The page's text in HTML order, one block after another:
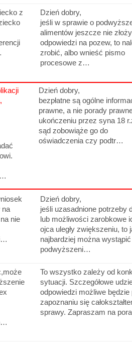
z
Dzień dobry,
jeśli w sprawie o
alimentów jeszcze nie
odpowiedzi na pozew, to
zrobić, albo wnieść pismo
procesowe z…
Dzień dobry,
bezpłatne są ogólne
prawne, a nie porady
ukończeniu przez syna 18
sąd zobowiąże go do
oświadczenia czy podtr…
na
nie
Dzień dobry,
jeśli uzasadnione potrzeby
lub możliwości zarobkowe
ojca uległy zwiększeniu, to
najbardziej można
podwyższeni…
To wszystko zależy od
sytuacji. Szczegółowe
odpowiedzi możliwe będzie
zapoznaniu się
sprawy. Zapraszam na